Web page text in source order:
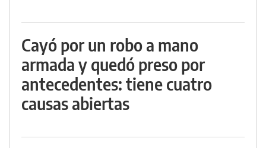
Cayó por un robo a mano
armada y quedó preso por
antecedentes: tiene cuatro
causas abiertas